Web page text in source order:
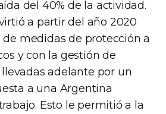
del 40% de la actividad.
a partir del año 2020
medidas de protección a
y con la gestión de
adelante por un
a una Argentina
Esto le permitió a la